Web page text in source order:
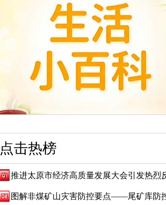
点击热榜
推进太原市经济高质量发展大会引发热烈
图解非煤矿山灾害防控要点——尾矿库防